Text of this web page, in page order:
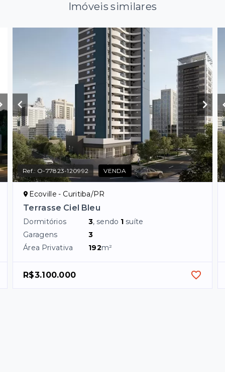
Imóveis similares
Ref.: O-77823-120992 VENDA
Ecoville - Curitiba/PR
Terrasse Ciel Bleu
Dormitórios 3, sendo 1 suíte
Garagens
3
Área Privativa
192m²
R$3.100.000